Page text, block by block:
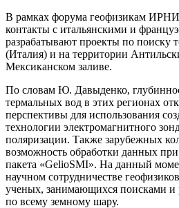
В рамках форума геофизикам
контакты с итальянскими и
разрабатывают проекты по поиску
(Италия) и на территории
Мексиканском заливе.
По словам Ю. Давыденко,
термальных вод в этих регионах
перспективы для использования
технологии электромагнитного
поляризации. Также зарубежных
возможность обработки данных
пакета «GelioSMI». На данный
научном сотрудничестве
ученых, занимающихся поисками и
по всему земному шару.